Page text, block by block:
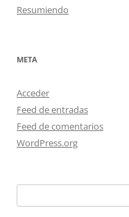
Resumiendo
META
Acceder
Feed de entradas
Feed de comentarios
WordPress.org